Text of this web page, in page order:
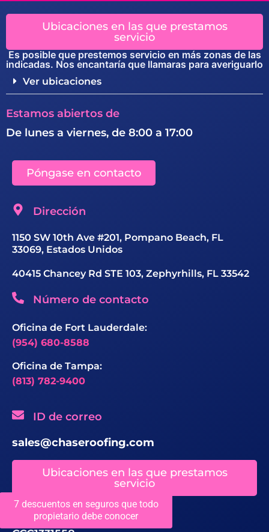
7 descuentos en seguros que todo
propietario debe conocer
Ubicaciones en las que prestamos
servicio
Es posible que prestemos servicio en más zonas de las
indicadas. Nos encantaría que llamaras para averiguarlo
Ver ubicaciones
Estamos abiertos de
De lunes a viernes, de 8:00 a 17:00
Póngase en contacto
Dirección
1150 SW 10th Ave #201, Pompano Beach, FL
33069, Estados Unidos
40415 Chancey Rd STE 103, Zephyrhills, FL 33542
Número de contacto
Oficina de Fort Lauderdale:
(954) 680-8588
Oficina de Tampa:
(813) 782-9400
ID de correo
sales@chaseroofing.com
Ubicaciones en las que prestamos
servicio
Licencias